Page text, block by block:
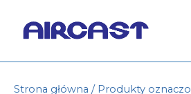
Strona główna / Produkty